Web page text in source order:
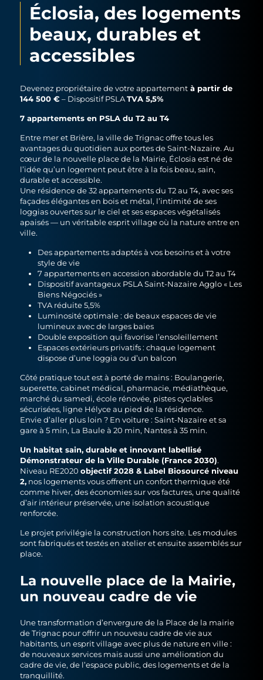
Éclosia, des logements
beaux, durables et
accessibles
Devenez propriétaire de votre appartementà partir de
144 500 €– Dispositif PSLATVA 5,5%
7 appartements en PSLA du T2 au T4
Entre mer et Brière, la ville de Trignac offre tous les
avantages du quotidien aux portes de Saint-Nazaire. Au
cœur de la nouvelle place de la Mairie, Éclosia est né de
l’idée qu’un logement peut être à la fois beau, sain,
durable et accessible.
Une résidence de 32 appartements du T2 au T4, avec ses
façades élégantes en bois et métal, l’intimité de ses
loggias ouvertes sur le ciel et ses espaces végétalisés
apaisés — un véritable esprit village où la nature entre en
ville.
Des appartements adaptés à vos besoins et à votre
style de vie
7 appartements en accession abordable du T2 au T4
Dispositif avantageux PSLA Saint-Nazaire Agglo « Les
Biens Négociés »
TVA réduite 5,5%
Luminosité optimale : de beaux espaces de vie
lumineux avec de larges baies
Double exposition qui favorise l’ensoleillement
Espaces extérieurs privatifs : chaque logement
dispose d’une loggia ou d’un balcon
Côté pratique tout est à porté de mains : Boulangerie,
superette, cabinet médical, pharmacie, médiathèque,
marché du samedi, école rénovée, pistes cyclables
sécurisées, ligne Hélyce au pied de la résidence.
Envie d’aller plus loin ? En voiture : Saint-Nazaire et sa
gare à 5 min, La Baule à 20 min, Nantes à 35 min.
Un habitat sain, durable et innovant labellisé
Démonstrateur de la Ville Durable (France 2030).
Niveau RE2020 objectif 2028 & Label Biosourcé niveau
2,nos logements vous offrent un confort thermique été
comme hiver, des économies sur vos factures, une qualité
d’air intérieur préservée, une isolation acoustique
renforcée.
Le projet privilégie la construction hors site. Les modules
sont fabriqués et testés en atelier et ensuite assemblés sur
place.
La nouvelle place de la Mairie,
un nouveau cadre de vie
Une transformation d’envergure de la Place de la mairie
de Trignac pour offrir un nouveau cadre de vie aux
habitants, un esprit village avec plus de nature en ville :
de nouveaux services mais aussi une amélioration du
cadre de vie, de l’espace public, des logements et de la
tranquillité.